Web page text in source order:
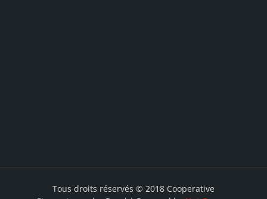
Tous droits réservés © 2018 Cooperative